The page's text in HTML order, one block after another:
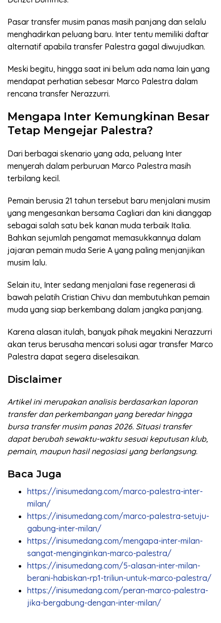
Pasar transfer musim panas masih panjang dan selalu
menghadirkan peluang baru. Inter tentu memiliki daftar
alternatif apabila transfer Palestra gagal diwujudkan.
Meski begitu, hingga saat ini belum ada nama lain yang
mendapat perhatian sebesar Marco Palestra dalam
rencana transfer Nerazzurri.
Mengapa Inter Kemungkinan Besar
Tetap Mengejar Palestra?
Dari berbagai skenario yang ada, peluang Inter
menyerah dalam perburuan Marco Palestra masih
terbilang kecil.
Pemain berusia 21 tahun tersebut baru menjalani musim
yang mengesankan bersama Cagliari dan kini dianggap
sebagai salah satu bek kanan muda terbaik Italia.
Bahkan sejumlah pengamat memasukkannya dalam
jajaran pemain muda Serie A yang paling menjanjikan
musim lalu.
Selain itu, Inter sedang menjalani fase regenerasi di
bawah pelatih Cristian Chivu dan membutuhkan pemain
muda yang siap berkembang dalam jangka panjang.
Karena alasan itulah, banyak pihak meyakini Nerazzurri
akan terus berusaha mencari solusi agar transfer Marco
Palestra dapat segera diselesaikan.
Disclaimer
Artikel ini merupakan analisis berdasarkan laporan
transfer dan perkembangan yang beredar hingga
bursa transfer musim panas 2026. Situasi transfer
dapat berubah sewaktu-waktu sesuai keputusan klub,
pemain, maupun hasil negosiasi yang berlangsung.
Baca Juga
https://inisumedang.com/marco-palestra-inter-
milan/
https://inisumedang.com/marco-palestra-setuju-
gabung-inter-milan/
https://inisumedang.com/mengapa-inter-milan-
sangat-menginginkan-marco-palestra/
https://inisumedang.com/5-alasan-inter-milan-
berani-habiskan-rp1-triliun-untuk-marco-palestra/
https://inisumedang.com/peran-marco-palestra-
jika-bergabung-dengan-inter-milan/